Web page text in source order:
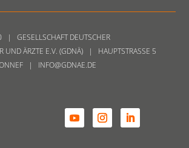
| GESELLSCHAFT DEUTSCHER
UND ÄRZTE E.V. (GDNÄ) | HAUPTSTRASSE 5
| INFO@GDNAE.DE